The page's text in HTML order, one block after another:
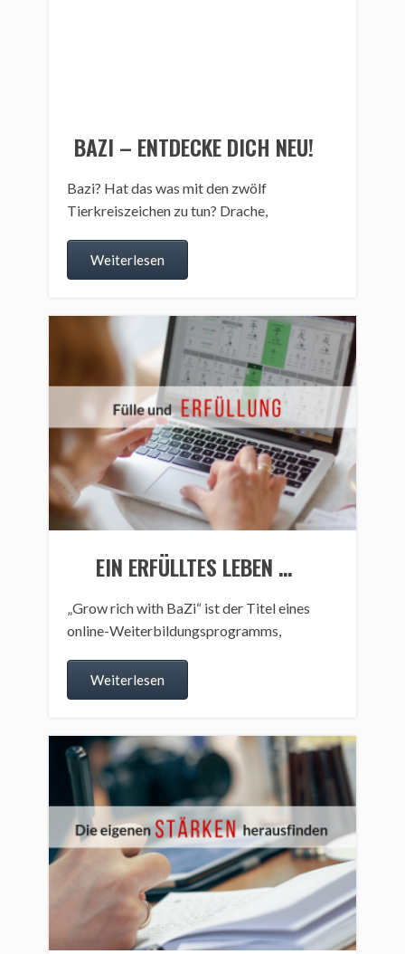
BAZI – ENTDECKE DICH NEU!
Bazi? Hat das was mit den zwölf
Tierkreiszeichen zu tun? Drache,
Weiterlesen
EIN ERFÜLLTES LEBEN …
„Grow rich with BaZi“ ist der Titel eines
online-Weiterbildungsprogramms,
Weiterlesen